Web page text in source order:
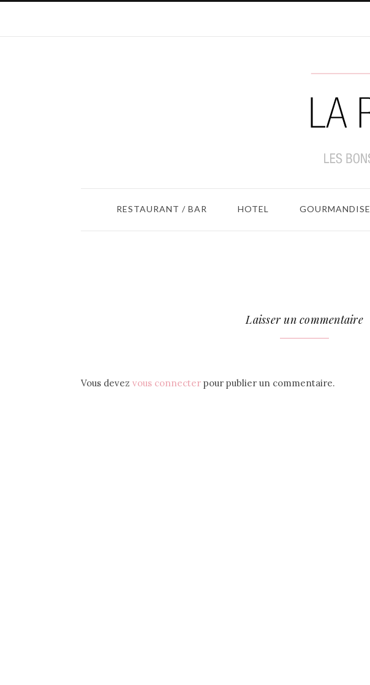
RESTAURANT / BAR HOTEL GOURMANDISE
Laisser un commentaire
Vous devez vous connecter pour publier un commentaire.